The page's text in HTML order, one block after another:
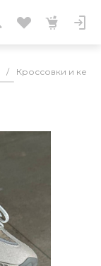
/ Кроссовки и кеды